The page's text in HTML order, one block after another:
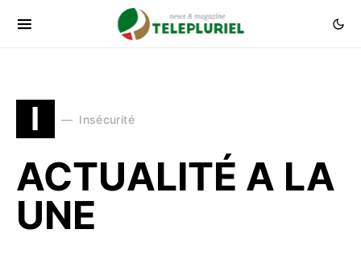
I Insécurité
ACTUALITÉ A LA
UNE